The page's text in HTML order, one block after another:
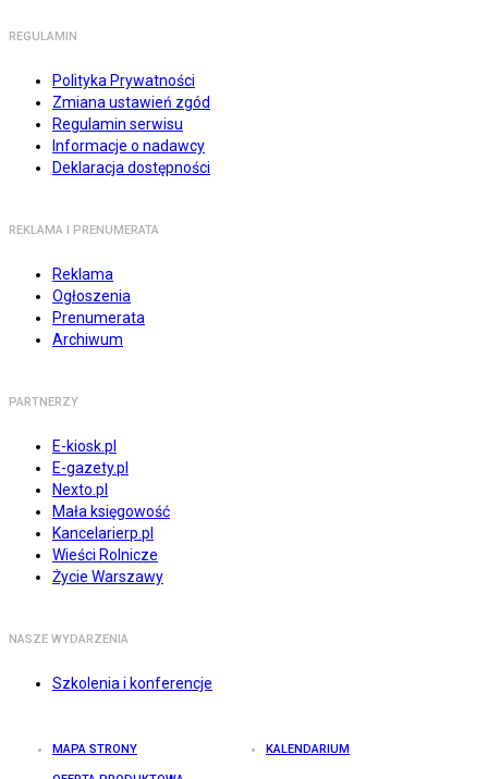
REGULAMIN
Polityka Prywatności
Zmiana ustawień zgód
Regulamin serwisu
Informacje o nadawcy
Deklaracja dostępności
REKLAMA I PRENUMERATA
Reklama
Ogłoszenia
Prenumerata
Archiwum
PARTNERZY
E-kiosk.pl
E-gazety.pl
Nexto.pl
Mała księgowość
Kancelarierp.pl
Wieści Rolnicze
Życie Warszawy
NASZE WYDARZENIA
Szkolenia i konferencje
MAPA STRONY KALENDARIUM